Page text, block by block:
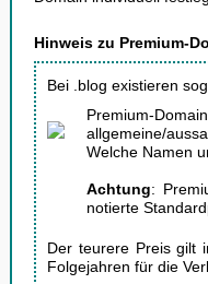
Hinweis zu Premium-
Bei .blog existieren
Premium-
allgemeine/
Welche Namen
Achtung:
notierte
Der teurere Preis gilt
Folgejahren für die